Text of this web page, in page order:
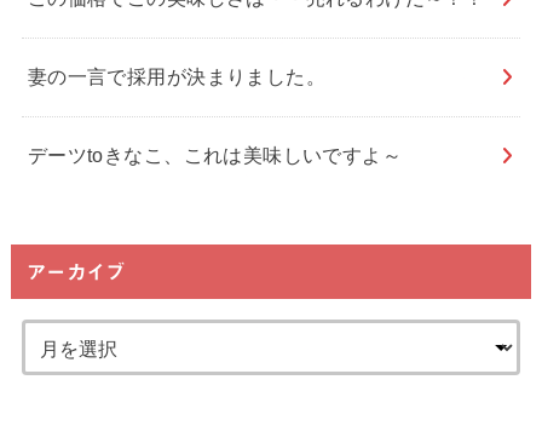
妻の一言で採用が決まりました。
デーツtoきなこ、これは美味しいですよ～
アーカイブ